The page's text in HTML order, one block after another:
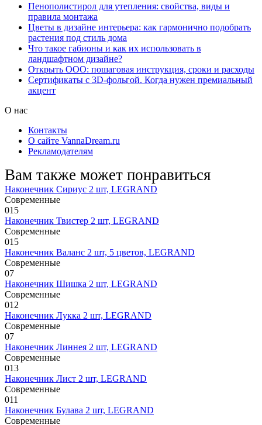
Пенополистирол для утепления: свойства, виды и
правила монтажа
Цветы в дизайне интерьера: как гармонично подобрать
растения под стиль дома
Что такое габионы и как их использовать в
ландшафтном дизайне?
Открыть ООО: пошаговая инструкция, сроки и расходы
Сертификаты с 3D-фольгой. Когда нужен премиальный
акцент
О нас
Контакты
О сайте VannaDream.ru
Рекламодателям
Вам также может понравиться
Наконечник Сириус 2 шт, LEGRAND
Современные
015
Наконечник Твистер 2 шт, LEGRAND
Современные
015
Наконечник Валанс 2 шт, 5 цветов, LEGRAND
Современные
07
Наконечник Шишка 2 шт, LEGRAND
Современные
012
Наконечник Лукка 2 шт, LEGRAND
Современные
07
Наконечник Линнея 2 шт, LEGRAND
Современные
013
Наконечник Лист 2 шт, LEGRAND
Современные
011
Наконечник Булава 2 шт, LEGRAND
Современные